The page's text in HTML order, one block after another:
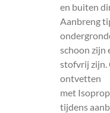
en buiten
Aanbreng
schoon zijn
stofvrij zijn.
ontvetten
met
tijdens